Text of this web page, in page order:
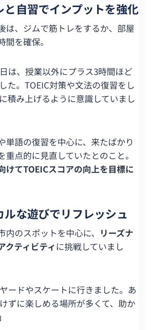
と自習でインプットを強化
は、ジムで筋トレをするか、部屋
を確保。
日は、授業以外にプラス3時間ほど
た。TOEIC対策や文法の復習をし
積み上げるように意識していまし
単語の復習を中心に、来たばかり
重点的に見直していたとのこと。
けてTOEICスコアの向上を目標に
な遊びでリフレッシュ
のスポットを中心に、 リーズナ
クティビティ に挑戦していまし
ヤードやスケートに行きました。あ
ずに楽しめる場所が多くて、助か